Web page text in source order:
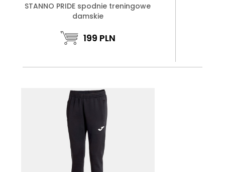
STANNO PRIDE spodnie treningowe
damskie
199 PLN